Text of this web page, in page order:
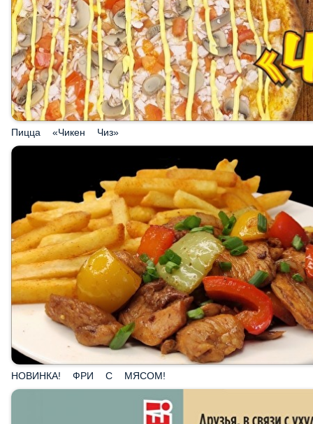
Пицца «Чикен Чиз»
НОВИНКА! ФРИ С МЯСОМ!